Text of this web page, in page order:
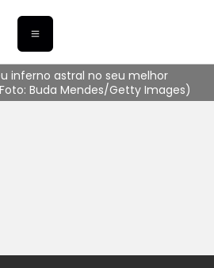
inferno astral no seu melhor
Buda Mendes/Getty Images)